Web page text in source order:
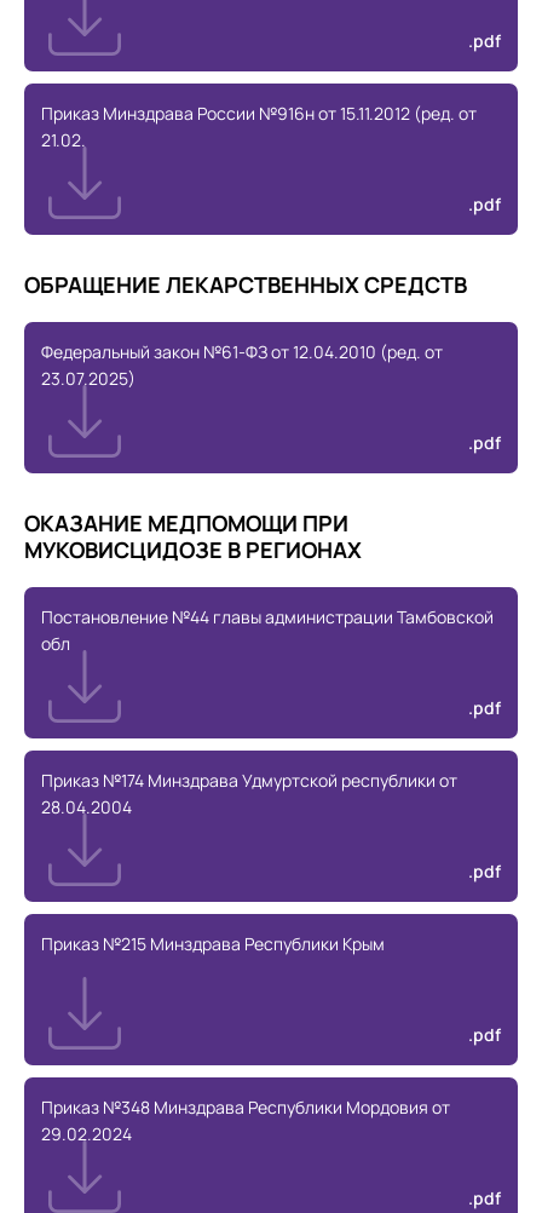
.pdf
Приказ Минздрава России №916н от 15.11.2012 (ред. от
21.02.
.pdf
ОБРАЩЕНИЕ ЛЕКАРСТВЕННЫХ СРЕДСТВ
Федеральный закон №61-ФЗ от 12.04.2010 (ред. от
23.07.2025)
.pdf
ОКАЗАНИЕ МЕДПОМОЩИ ПРИ
МУКОВИСЦИДОЗЕ В РЕГИОНАХ
Постановление №44 главы администрации Тамбовской
обл
.pdf
Приказ №174 Минздрава Удмуртской республики от
28.04.2004
.pdf
Приказ №215 Минздрава Республики Крым
.pdf
Приказ №348 Минздрава Республики Мордовия от
29.02.2024
.pdf